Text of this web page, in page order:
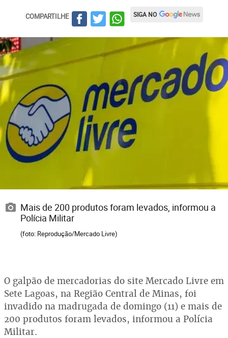
COMPARTILHE SIGA NO
Mais de 200 produtos foram levados, informou a
Polícia Militar
(foto: Reprodução/Mercado Livre)
O galpão de mercadorias do site Mercado Livre em
Sete Lagoas, na Região Central de Minas, foi
invadido na madrugada de domingo (11) e mais de
200 produtos foram levados, informou a Polícia
Militar.